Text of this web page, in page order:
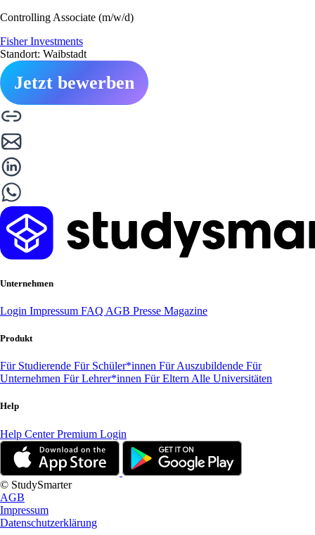
Controlling Associate (m/w/d)
Fisher Investments
Standort: Waibstadt
Jetzt bewerben
Unternehmen
Login Impressum FAQ AGB Presse Magazine
Produkt
Für Studierende Für Schüler*innen Für Auszubildende Für
Unternehmen Für Lehrer*innen Für Eltern Alle Universitäten
Help
Help CenterPremium Login
© StudySmarter
AGB
Impressum
Datenschutzerklärung